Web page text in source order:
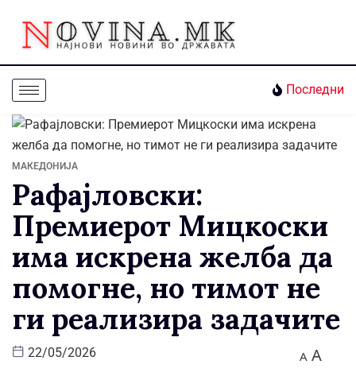
Последни
МАКЕДОНИЈА
Рафајловски:
Премиерот Мицкоски
има искрена желба да
помогне, но тимот не
ги реализира задачите
22/05/2026 A A